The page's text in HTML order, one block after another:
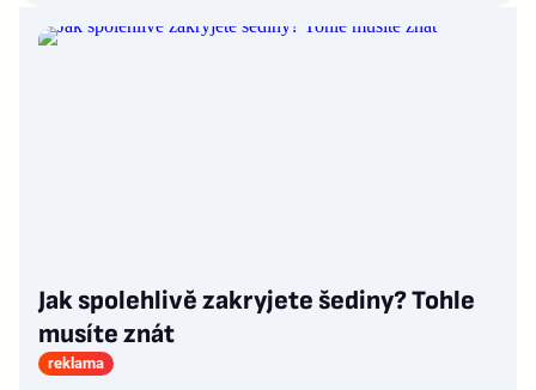
Jak spolehlivě zakryjete šediny? Tohle
musíte znát
reklama